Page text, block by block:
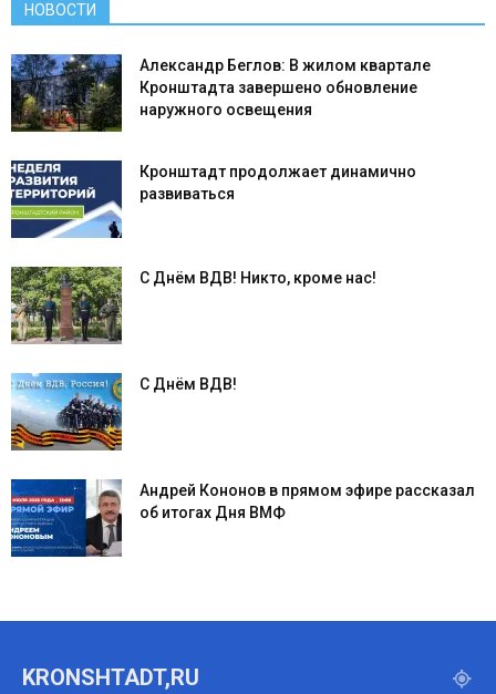
НОВОСТИ
Александр Беглов: В жилом квартале
Кронштадта завершено обновление
наружного освещения
Кронштадт продолжает динамично
развиваться
С Днём ВДВ! Никто, кроме нас!
С Днём ВДВ!
Андрей Кононов в прямом эфире рассказал
об итогах Дня ВМФ
KRONSHTADT,RU